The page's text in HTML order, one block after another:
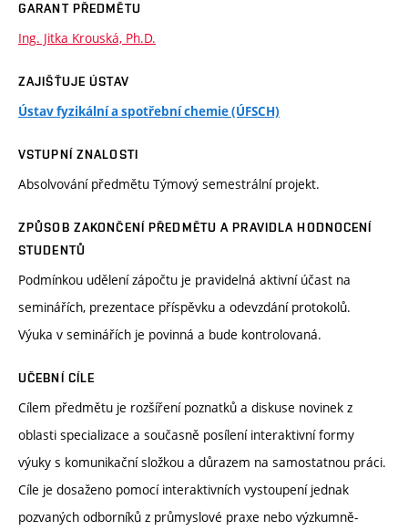
GARANT PŘEDMĚTU
Ing. Jitka Krouská, Ph.D.
ZAJIŠŤUJE ÚSTAV
Ústav fyzikální a spotřební chemie (ÚFSCH)
VSTUPNÍ ZNALOSTI
Absolvování předmětu Týmový semestrální projekt.
ZPŮSOB ZAKONČENÍ PŘEDMĚTU A PRAVIDLA HODNOCENÍ
STUDENTŮ
Podmínkou udělení zápočtu je pravidelná aktivní účast na
seminářích, prezentace příspěvku a odevzdání protokolů.
Výuka v seminářích je povinná a bude kontrolovaná.
UČEBNÍ CÍLE
Cílem předmětu je rozšíření poznatků a diskuse novinek z
oblasti specializace a současně posílení interaktivní formy
výuky s komunikační složkou a důrazem na samostatnou práci.
Cíle je dosaženo pomocí interaktivních vystoupení jednak
pozvaných odborníků z průmyslové praxe nebo výzkumně-